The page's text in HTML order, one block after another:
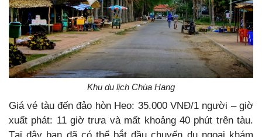
Khu du lịch Chùa Hang
Giá vé tàu đến đảo hòn Heo: 35.000 VNĐ/1 người – giờ
xuất phát: 11 giờ trưa và mất khoảng 40 phút trên tàu.